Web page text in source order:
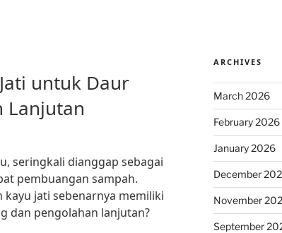
untuk Daur
Lanjutan
seringkali dianggap sebagai
pembuangan sampah.
jati sebenarnya memiliki
dan pengolahan lanjutan?
ARCHIVES
March 2026
February 2026
January 2026
December
November
September